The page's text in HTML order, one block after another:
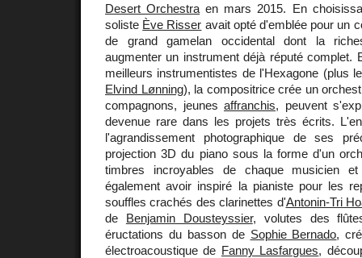
Desert Orchestra en mars 2015. En
soliste Ève Risser avait opté d'emblée pour un
de grand gamelan occidental dont la
augmenter un instrument déjà réputé complet.
meilleurs instrumentistes de l'Hexagone (plus
Elvind Lønning), la compositrice crée un
compagnons, jeunes affranchis, peuvent
devenue rare dans les projets très écrits.
l'agrandissement photographique de ses
projection 3D du piano sous la forme d'un
timbres incroyables de chaque musicien et
également avoir inspiré la pianiste pour les
souffles crachés des clarinettes d'Antonin-Tri
de Benjamin Dousteyssier, volutes des
éructations du basson de Sophie Bernado,
électroacoustique de Fanny Lasfargues,